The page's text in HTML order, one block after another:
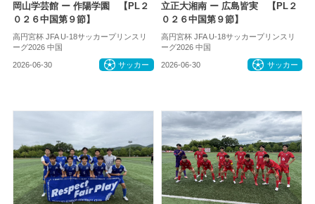
岡山学芸館 ー 作陽学園 【PL２
０２６中国第９節】
高円宮杯 JFA U-18サッカープリンスリ
ーグ2026 中国
2026-06-30 サッカー
立正大湘南 ー 広島皆実 【PL２
０２６中国第９節】
高円宮杯 JFA U-18サッカープリンスリ
ーグ2026 中国
2026-06-30 サッカー